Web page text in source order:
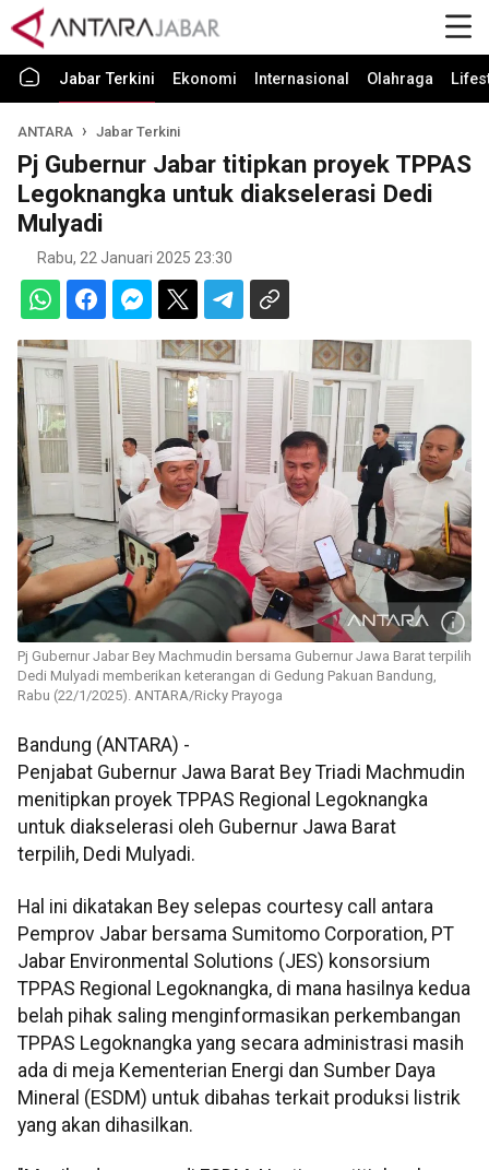
Jabar Terkini Ekonomi Internasional Olahraga
ANTARA Jabar Terkini
Pj Gubernur Jabar titipkan proyek TPPAS
Legoknangka untuk diakselerasi Dedi
Mulyadi
Rabu, 22 Januari 2025 23:30
Pj Gubernur Jabar Bey Machmudin bersama Gubernur Jawa Barat terpilih
Dedi Mulyadi memberikan keterangan di Gedung Pakuan Bandung,
Rabu (22/1/2025). ANTARA/Ricky Prayoga
Bandung (ANTARA) -
Penjabat Gubernur Jawa Barat Bey Triadi Machmudin
menitipkan proyek TPPAS Regional Legoknangka
untuk diakselerasi oleh Gubernur Jawa Barat
terpilih, Dedi Mulyadi.
Hal ini dikatakan Bey selepas courtesy call antara
Pemprov Jabar bersama Sumitomo Corporation, PT
Jabar Environmental Solutions (JES) konsorsium
TPPAS Regional Legoknangka, di mana hasilnya kedua
belah pihak saling menginformasikan perkembangan
TPPAS Legoknangka yang secara administrasi masih
ada di meja Kementerian Energi dan Sumber Daya
Mineral (ESDM) untuk dibahas terkait produksi listrik
yang akan dihasilkan.